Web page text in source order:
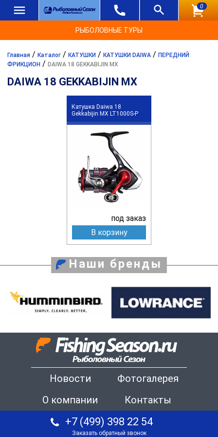
0
РЫБОЛОВНЫЕ ТУРЫ
Главная / Каталог / КАТУШКИ / КАТУШКИ DAIWA / ПЕРЕДНИЙ
ФРИКЦИОН / DAIWA 18 GEKKABIJIN MX
DAIWA 18 GEKKABIJIN MX
Катушка Daiwa 18
Gekkabijin MX LT1000S-P
под заказ
В корзину
Наши бренды
Новости
Фотогалерея
О компании
Контакты
+7 (499) 398 22 54
Заказать обратный звонок